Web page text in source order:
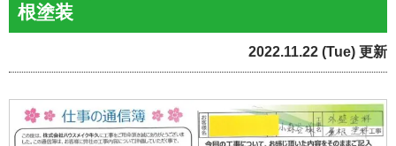
根塗装
2022.11.22 (Tue) 更新